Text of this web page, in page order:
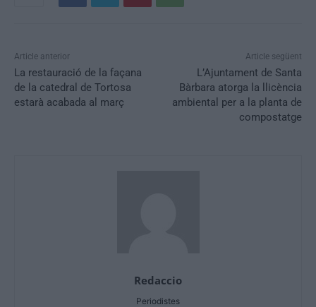
Article anterior
La restauració de la façana
de la catedral de Tortosa
estarà acabada al març
Article següent
L’Ajuntament de Santa
Bàrbara atorga la llicència
ambiental per a la planta de
compostatge
Redaccio
Periodistes